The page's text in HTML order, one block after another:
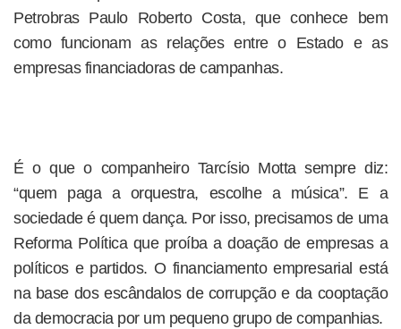
Petrobras Paulo Roberto Costa, que conhece bem
como funcionam as relações entre o Estado e as
empresas financiadoras de campanhas.
É o que o companheiro Tarcísio Motta sempre diz:
“quem paga a orquestra, escolhe a música”. E a
sociedade é quem dança. Por isso, precisamos de uma
Reforma Política que proíba a doação de empresas a
políticos e partidos. O financiamento empresarial está
na base dos escândalos de corrupção e da cooptação
da democracia por um pequeno grupo de companhias.